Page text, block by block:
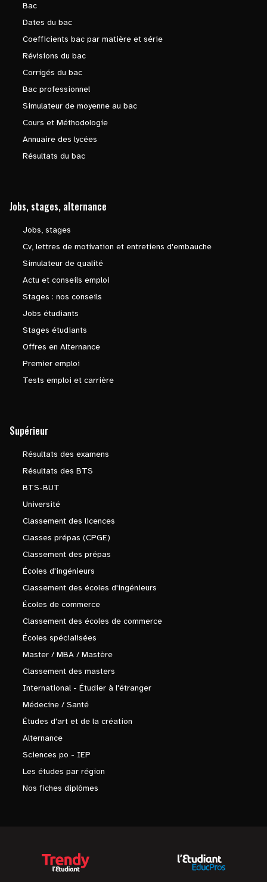
Bac
Dates du bac
Coefficients bac par matière et série
Révisions du bac
Corrigés du bac
Bac professionnel
Simulateur de moyenne au bac
Cours et Méthodologie
Annuaire des lycées
Résultats du bac
Jobs, stages, alternance
Jobs, stages
Cv, lettres de motivation et entretiens d'embauche
Simulateur de qualité
Actu et conseils emploi
Stages : nos conseils
Jobs étudiants
Stages étudiants
Offres en Alternance
Premier emploi
Tests emploi et carrière
Supérieur
Résultats des examens
Résultats des BTS
BTS-BUT
Université
Classement des licences
Classes prépas (CPGE)
Classement des prépas
Écoles d'ingénieurs
Classement des écoles d'ingénieurs
Écoles de commerce
Classement des écoles de commerce
Écoles spécialisées
Master / MBA / Mastère
Classement des masters
International - Étudier à l'étranger
Médecine / Santé
Études d'art et de la création
Alternance
Sciences po - IEP
Les études par région
Nos fiches diplômes